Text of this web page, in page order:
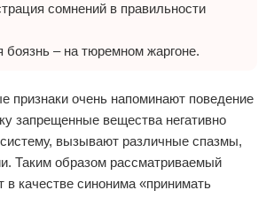
сомнений в правильности
боязнь – на тюремном жаргоне.
признаки очень напоминают поведение
запрещенные вещества негативно
вызывают различные спазмы,
Таким образом рассматриваемый
в качестве синонима «принимать